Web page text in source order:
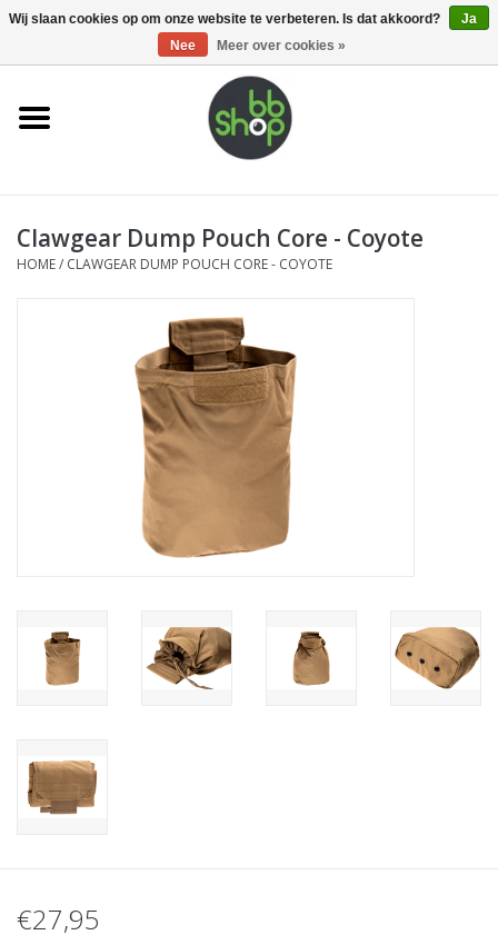
0 Artikelen - €0,00
Home
Supplies
UPGRADE PARTS
Tactical Equipment
Merken
Clawgear Dump Pouch Core - Coyote
HOME/ CLAWGEAR DUMP POUCH CORE - COYOTE
€27,95
Wij slaan cookies op om onze website te verbeteren. Is dat akkoord?
Ja
Nee
Meer over cookies »